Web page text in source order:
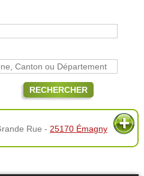
RECHERCHER
Rue - 25170 Émagny